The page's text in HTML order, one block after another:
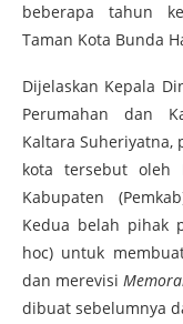
beberapa tahun
Taman Kota Bunda
Dijelaskan Kepala
Perumahan dan
Kaltara
kota tersebut oleh
Kabupaten
Kedua belah pihak
hoc) untuk
dan merevisi
dibuat sebelumnya